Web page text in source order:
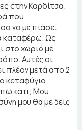
στην Καρδίτσα.
που
να με πιάσει
καταφέρω. Ως
στο χωριό με
Αυτές οι
πλέον μετά απο 2
καταφύγιο
πω κάτι; Μου
μου θα με δεις